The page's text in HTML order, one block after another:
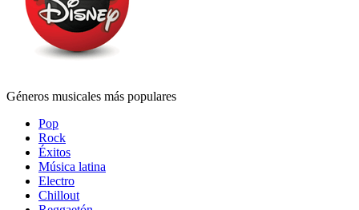
Géneros musicales más populares
Pop
Rock
Éxitos
Música latina
Electro
Chillout